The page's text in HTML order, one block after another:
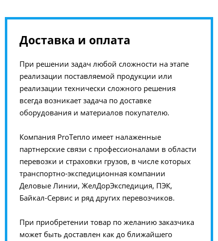
Доставка и оплата
При решении задач любой сложности на этапе
реализации поставляемой продукции или
реализации технически сложного решения
всегда возникает задача по доставке
оборудования и материалов покупателю.
Компания ProТепло имеет налаженные
партнерские связи с профессионалами в области
перевозки и страховки грузов, в числе которых
транспортно-экспедиционная компании
Деловые Линии, ЖелДорЭкспедиция, ПЭК,
Байкал-Сервис и ряд других перевозчиков.
При приобретении товар по желанию заказчика
может быть доставлен как до ближайшего